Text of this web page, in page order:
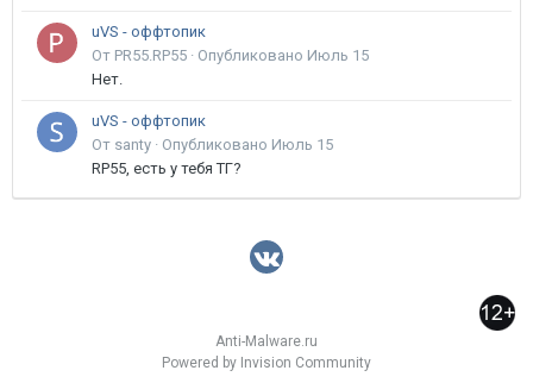
uVS - оффтопик
От PR55.RP55 · Опубликовано Июль 15
Нет.
uVS - оффтопик
От santy · Опубликовано Июль 15
RP55, есть у тебя ТГ?
Anti-Malware.ru
Powered by Invision Community